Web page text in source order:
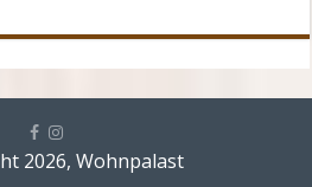
2026, Wohnpalast